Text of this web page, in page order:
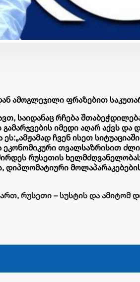
ამოგლეჯილი ფრაზებით
საიდანაც რჩება
იმედი აღარ აქვს და
ეს:„ამჟამად ჩვენ ისეთ
თვალსაზრისით
რუსეთის
დიპლომატიური
რუსეთი – სუსტის და ამიტომ
და მდგრადობის
ხელმძღვანელმა, ანა
ოსაძემ Partnership 4SDGs